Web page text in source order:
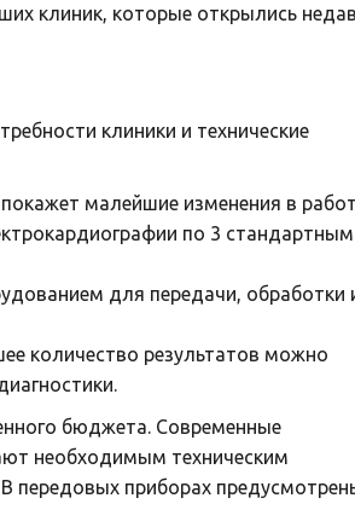
клиник, которые открылись
клиники и технические
малейшие изменения в
по 3 стандартным
для передачи, обработки
количество результатов можно
бюджета. Современные
необходимым техническим
передовых приборах